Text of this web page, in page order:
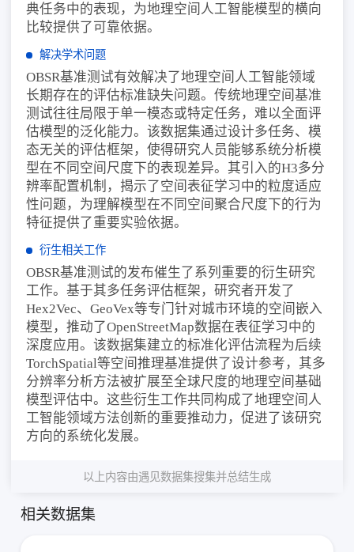
典任务中的表现，为地理空间人工智能模型的横向
比较提供了可靠依据。
解决学术问题
OBSR基准测试有效解决了地理空间人工智能领域
长期存在的评估标准缺失问题。传统地理空间基准
测试往往局限于单一模态或特定任务，难以全面评
估模型的泛化能力。该数据集通过设计多任务、模
态无关的评估框架，使得研究人员能够系统分析模
型在不同空间尺度下的表现差异。其引入的H3多分
辨率配置机制，揭示了空间表征学习中的粒度适应
性问题，为理解模型在不同空间聚合尺度下的行为
特征提供了重要实验依据。
衍生相关工作
OBSR基准测试的发布催生了系列重要的衍生研究
工作。基于其多任务评估框架，研究者开发了
Hex2Vec、GeoVex等专门针对城市环境的空间嵌入
模型，推动了OpenStreetMap数据在表征学习中的
深度应用。该数据集建立的标准化评估流程为后续
TorchSpatial等空间推理基准提供了设计参考，其多
分辨率分析方法被扩展至全球尺度的地理空间基础
模型评估中。这些衍生工作共同构成了地理空间人
工智能领域方法创新的重要推动力，促进了该研究
方向的系统化发展。
以上内容由遇见数据集搜集并总结生成
相关数据集